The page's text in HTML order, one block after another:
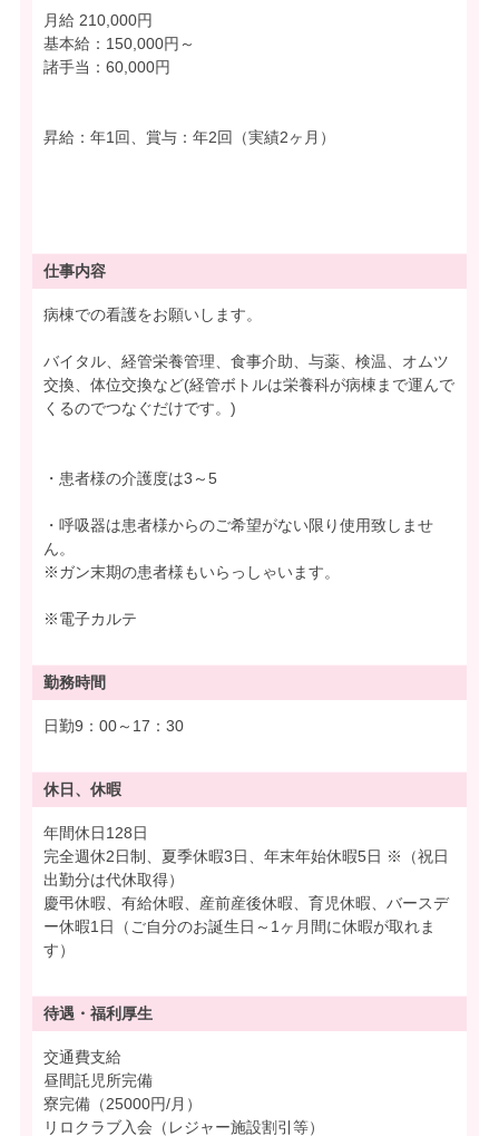
月給 210,000円
基本給：150,000円～
諸手当：60,000円
昇給：年1回、賞与：年2回（実績2ヶ月）
仕事内容
病棟での看護をお願いします。
バイタル、経管栄養管理、食事介助、与薬、検温、オムツ
交換、体位交換など(経管ボトルは栄養科が病棟まで運んで
くるのでつなぐだけです。)
・患者様の介護度は3～5
・呼吸器は患者様からのご希望がない限り使用致しませ
ん。
※ガン末期の患者様もいらっしゃいます。
※電子カルテ
勤務時間
日勤9：00～17：30
休日、休暇
年間休日128日
完全週休2日制、夏季休暇3日、年末年始休暇5日 ※（祝日
出勤分は代休取得）
慶弔休暇、有給休暇、産前産後休暇、育児休暇、バースデ
ー休暇1日（ご自分のお誕生日～1ヶ月間に休暇が取れま
す）
待遇・ 福利厚生
交通費支給
昼間託児所完備
寮完備（25000円/月）
リロクラブ入会（レジャー施設割引等）